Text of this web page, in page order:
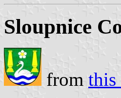
Sloupnice
from this